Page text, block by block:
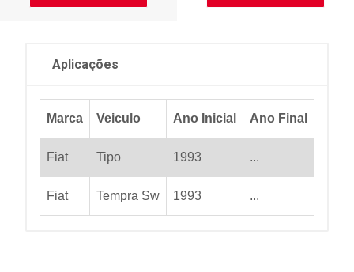
Aplicações
Marca Veiculo Ano Inicial Ano Final
Fiat Tipo 1993 ...
Fiat Tempra Sw 1993 ...